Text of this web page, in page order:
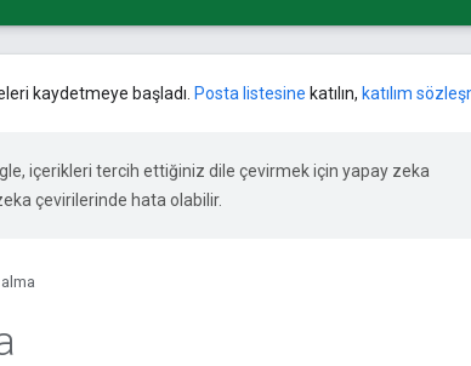
kaydetmeye başladı. Posta listesine katılın, katılım
içerikleri tercih ettiğiniz dile çevirmek için yapay zeka
çevirilerinde hata olabilir.